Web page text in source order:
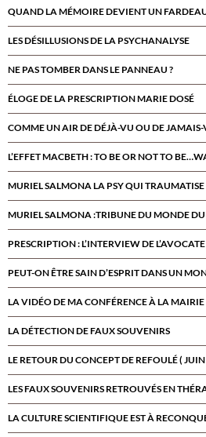
QUAND LA MÉMOIRE DEVIENT UN
LES DÉSILLUSIONS DE LA PSYCHANALYSE
NE PAS TOMBER DANS LE PANNEAU ?
ÉLOGE DE LA PRESCRIPTION MARIE DOSÉ
COMME UN AIR DE DÉJÀ-VU OU DE
L’EFFET MACBETH : TO BE OR NOT TO
MURIEL SALMONA LA PSY QUI TRAUMATISE
MURIEL SALMONA :TRIBUNE DU MONDE
PRESCRIPTION : L’INTERVIEW DE
PEUT-ON ÊTRE SAIN D’ESPRIT DANS UN
LA VIDÉO DE MA CONFÉRENCE À LA
LA DÉTECTION DE FAUX SOUVENIRS
LE RETOUR DU CONCEPT DE REFOULÉ (
LES FAUX SOUVENIRS RETROUVÉS EN
LA CULTURE SCIENTIFIQUE EST À